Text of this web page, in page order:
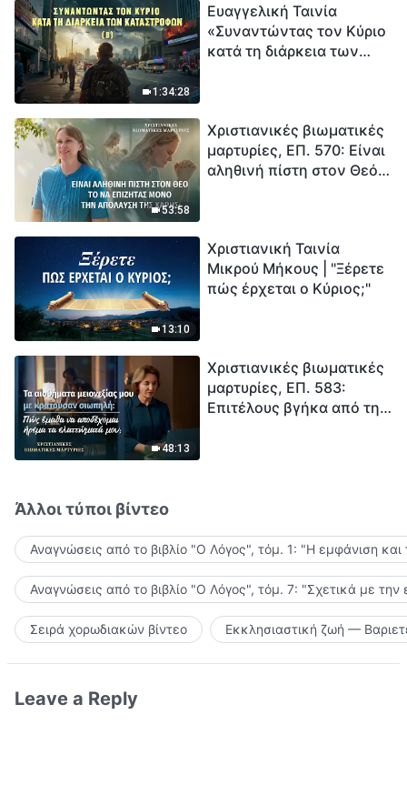
1:34:28
Ευαγγελική Ταινία
«Συναντώντας τον Κύριο
κατά τη διάρκεια των
εξαφάνισης». Οι
καταστροφές χτυπούν.
Ξεκινά η αντίστροφη
53:58
Χριστιανικές βιωματικές
μαρτυρίες, ΕΠ. 570: Είναι
αληθινή πίστη στον Θεό
13:10
Χριστιανική Ταινία
Μικρού Μήκους | "Ξέρετε
πώς έρχεται ο Κύριος;"
48:13
Χριστιανικές βιωματικές
μαρτυρίες, ΕΠ. 583:
Επιτέλους βγήκα από τη
Άλλοι τύποι βίντεο
Αναγνώσεις από το βιβλίο "Ο Λόγος", τόμ. 1: "Η εμφάνιση
Αναγνώσεις από το βιβλίο "Ο Λόγος", τόμ. 7: "Σχετικά με την
Σειρά χορωδιακών βίντεο Εκκλησιαστική ζωή —
Leave a Reply